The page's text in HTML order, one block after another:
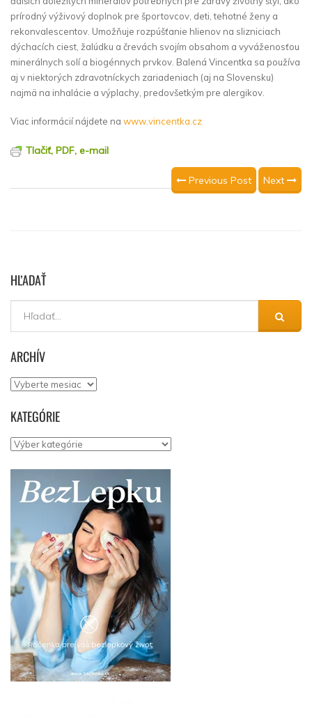
prírodný výživový doplnok pre športovcov, deti, tehotné ženy a
rekonvalescentov. Umožňuje rozpúšťanie hlienov na slizniciach
dýchacích ciest, žalúdku a črevách svojím obsahom a vyváženosťou
minerálnych solí a biogénnych prvkov. Balená Vincentka sa používa
aj v niektorých zdravotníckych zariadeniach (aj na Slovensku)
najmä na inhalácie a výplachy, predovšetkým pre alergikov.
Viac informácií nájdete na www.vincentka.cz
Tlačiť, PDF, e-mail
Previous Post Next
HĽADAŤ
ARCHÍV
Archív
KATEGÓRIE
Kategórie